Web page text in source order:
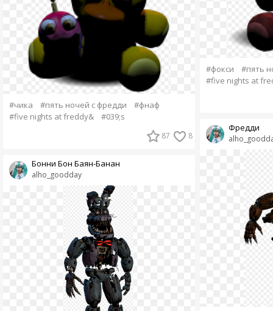
#чика #пять ночей с фредди
#фнаф
#five nights at freddy&
#039;s
87 8
alho_goodday
Бонни Бон Баян-Банан
#фокси
#пять
#five nights at
Фредди